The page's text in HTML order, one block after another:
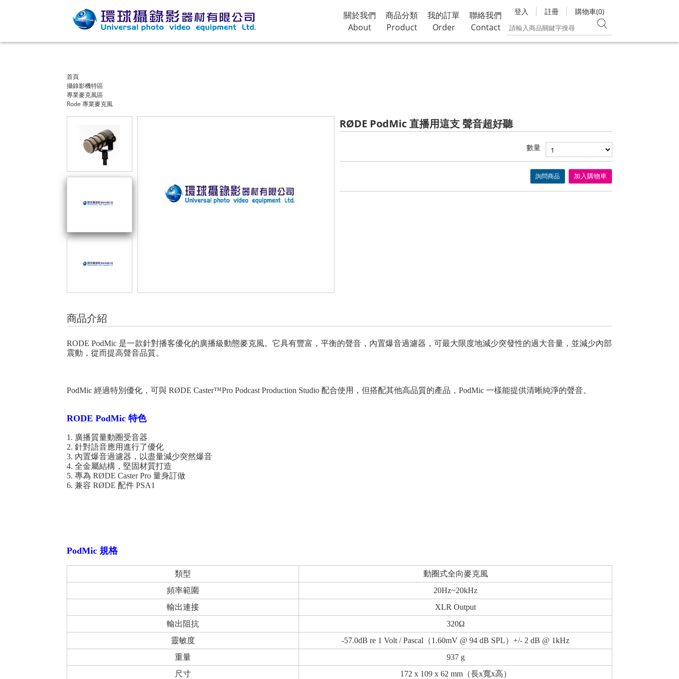
關於我們
About
商品分類
Product
我的訂單
Order
聯絡我們
Contact
登入 註冊 購物車(0)
首頁
攝錄影機特區
專業麥克風區
Rode 專業麥克風
RØDE PodMic 直播用這支 聲音超好聽
數量
詢問商品 加入購物車
商品介紹
RODE PodMic 是一款針對播客優化的廣播級動態麥克風。它具有豐富，平衡的聲音，內置爆音過濾器，可最大限度地減少突發性的過大音量，並減少內部
震動，從而提高聲音品質。
PodMic 經過特別優化，可與 RØDE Caster™Pro Podcast Production Studio 配合使用，但搭配其他高品質的產品，PodMic 一樣能提供清晰純淨的聲音。
RODE PodMic 特色
1. 廣播質量動圈受音器
2. 針對語音應用進行了優化
3. 內置爆音過濾器，以盡量減少突然爆音
4. 全金屬結構，堅固材質打造
5. 專為 RØDE Caster Pro 量身訂做
6. 兼容 RØDE 配件 PSA1
PodMic 規格
類型
動圈式全向麥克風
頻率範圍
20Hz~20kHz
輸出連接
XLR Output
輸出阻抗
320Ω
靈敏度
-57.0dB re 1 Volt / Pascal （1.60mV @ 94 dB SPL） +/- 2 dB @ 1kHz
重量
937 g
尺寸
172 x 109 x 62 mm（長x寬x高）